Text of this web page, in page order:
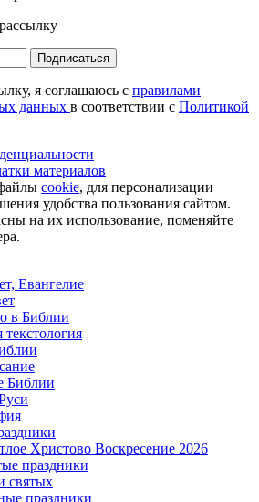
Подписаться
я соглашаюсь с правилами
данных в соответствии с Политикой
материалов
cookie, для персонализации
удобства пользования сайтом.
на их использование, поменяйте
Евангелие
в Библии
текстология
Библии
Христово Воскресение 2026
праздники
святых
праздники